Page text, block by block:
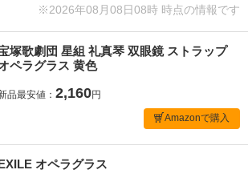
※2026年08月08日08時 時点の情報です
塚歌劇団 星組 礼真琴 双眼鏡 ストラップ
ペラグラス 黄色
品最安値： 2,160円
Amazonで購入
オペラグラス